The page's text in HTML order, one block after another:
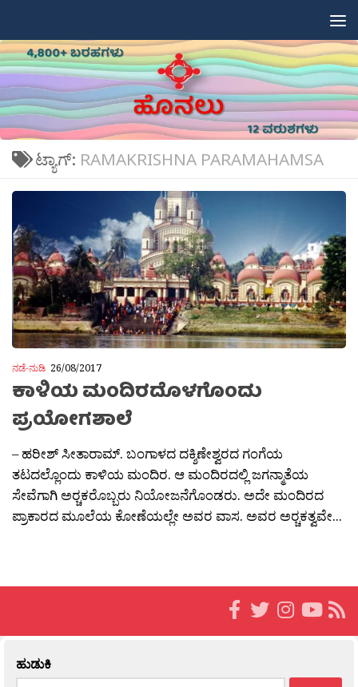
ಟ್ಯಾಗ್: RAMAKRISHNA PARAMAHAMSA
ನಡೆ-ನುಡಿ 26/08/2017
ಕಾಳಿಯ ಮಂದಿರದೊಳಗೊಂದು
ಪ್ರಯೋಗಶಾಲೆ
– ಹರೀಶ್ ಸೀತಾರಾಮ್. ಬಂಗಾಳದ ದಕ್ಶಿಣೇಶ್ವರದ ಗಂಗೆಯ
ತಟದಲ್ಲೊಂದು ಕಾಳಿಯ ಮಂದಿರ. ಆ ಮಂದಿರದಲ್ಲಿ ಜಗನ್ಮಾತೆಯ
ಸೇವೆಗಾಗಿ ಅರ‍್ಚಕರೊಬ್ಬರು ನಿಯೋಜನೆಗೊಂಡರು. ಅದೇ ಮಂದಿರದ
ಪ್ರಾಕಾರದ ಮೂಲೆಯ ಕೋಣೆಯಲ್ಲೇ ಅವರ ವಾಸ. ಅವರ ಅರ‍್ಚಕತ್ವವೇ...
ಹುಡುಕಿ